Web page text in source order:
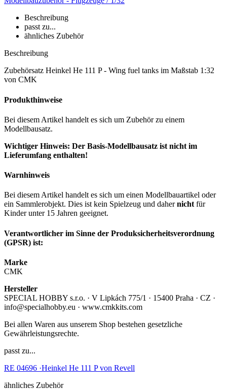
Beschreibung
passt zu...
ähnliches Zubehör
Beschreibung
Zubehörsatz Heinkel He 111 P - Wing fuel tanks im Maßstab 1:32
von CMK
Produkthinweise
Bei diesem Artikel handelt es sich um Zubehör zu einem
Modellbausatz.
Wichtiger Hinweis: Der Basis-Modellbausatz ist nicht im
Lieferumfang enthalten!
Warnhinweis
Bei diesem Artikel handelt es sich um einen Modellbauartikel oder
ein Sammlerobjekt. Dies ist kein Spielzeug und dahernicht für
Kinder unter 15 Jahren geeignet.
Verantwortlicher im Sinne der Produksicherheitsverordnung
(GPSR) ist:
Marke
CMK
Hersteller
SPECIAL HOBBY s.r.o. · V Lipkách 775/1 · 15400 Praha · CZ ·
info@specialhobby.eu · www.cmkkits.com
Bei allen Waren aus unserem Shop bestehen gesetzliche
Gewährleistungsrechte.
passt zu...
RE 04696 ·Heinkel He 111 P von Revell
ähnliches Zubehör